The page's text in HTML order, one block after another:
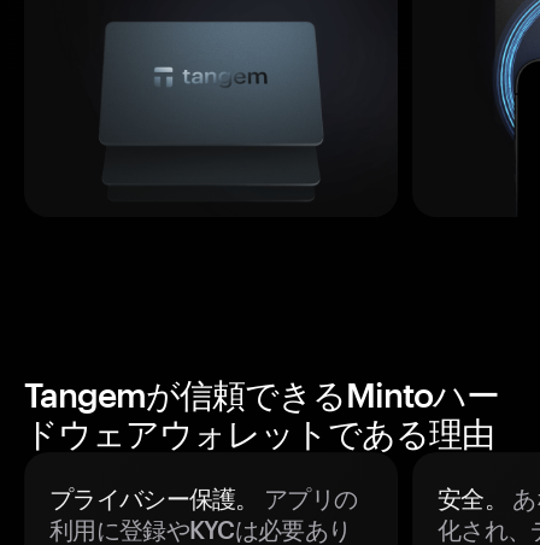
Tangemが信頼できるMintoハー
ドウェアウォレットである理由
プライバシー保護。
アプリの
利用に登録やKYCは必要あり
安全。
化され、